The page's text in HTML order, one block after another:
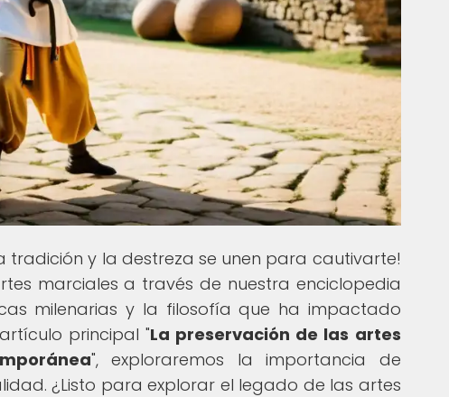
tradición y la destreza se unen para cautivarte!
marciales a través de nuestra enciclopedia
milenarias y la filosofía que ha impactado
principal "La preservación de las artes
", exploraremos la importancia de
¿Listo para explorar el legado de las artes